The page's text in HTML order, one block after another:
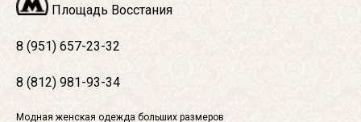
Площадь Восстания
8 (951) 657-23-32
8 (812) 981-93-34
Модная женская одежда больших размеров